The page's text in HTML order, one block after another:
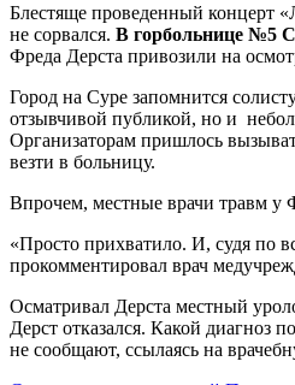
Блестяще проведенный концерт
не сорвался. В горбольнице №5
Фреда Дерста привозили на
Город на Суре запомнится
отзывчивой публикой, но и
Организаторам пришлось
везти в больницу.
Впрочем, местные врачи травм у
«Просто прихватило. И, судя по
прокомментировал врач
Осматривал Дерста местный
Дерст отказался. Какой диагноз
не сообщают, ссылаясь на